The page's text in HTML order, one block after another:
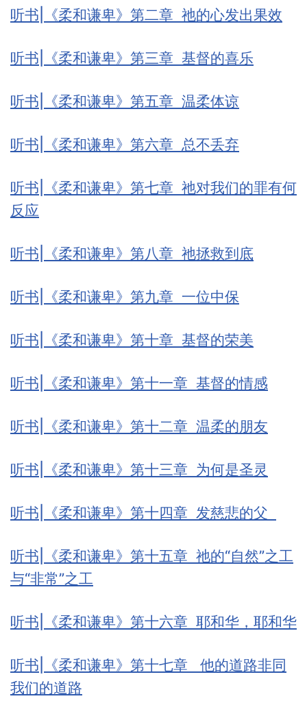
听书|《柔和谦卑》第二章 祂的心发出果效
听书|《柔和谦卑》第三章 基督的喜乐
听书|《柔和谦卑》第五章 温柔体谅
听书|《柔和谦卑》第六章 总不丢弃
听书|《柔和谦卑》第七章 祂对我们的罪有何
反应
听书|《柔和谦卑》第八章 祂拯救到底
听书|《柔和谦卑》第九章 一位中保
听书|《柔和谦卑》第十章 基督的荣美
听书|《柔和谦卑》第十一章 基督的情感
听书|《柔和谦卑》第十二章 温柔的朋友
听书|《柔和谦卑》第十三章 为何是圣灵
听书|《柔和谦卑》第十四章 发慈悲的父
听书|《柔和谦卑》第十五章 祂的“自然”之工
与“非常”之工
听书|《柔和谦卑》第十六章 耶和华，耶和华
听书|《柔和谦卑》第十七章 他的道路非同
我们的道路